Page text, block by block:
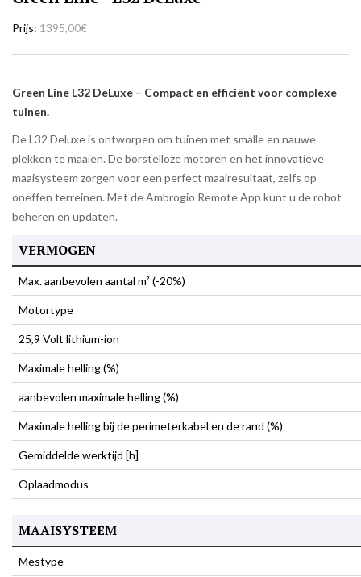
Prijs 1395,00€
Green Line L32 DeLuxe – Compact en efficiënt voor complexe
tuinen.
De L32 Deluxe is ontworpen om tuinen met smalle en nauwe
plekken te maaien. De borstelloze motoren en het innovatieve
maaisysteem zorgen voor een perfect maairesultaat, zelfs op
oneffen terreinen. Met de Ambrogio Remote App kunt u de robot
beheren en updaten.
VERMOGEN
Max. aanbevolen aantal m² (-20%)
Motortype
25,9 Volt lithium-ion
Maximale helling (%)
aanbevolen maximale helling (%)
Maximale helling bij de perimeterkabel en de rand (%)
Gemiddelde werktijd [h]
Oplaadmodus
MAAISYSTEEM
Mestype